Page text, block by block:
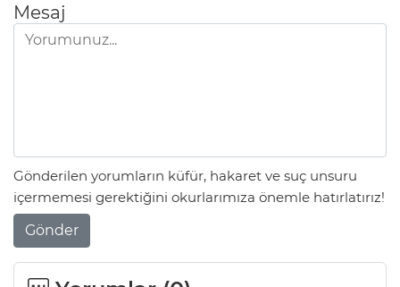
Mesaj
Gönderilen yorumların küfür, hakaret ve suç unsuru
içermemesi gerektiğini okurlarımıza önemle hatırlatırız!
Gönder